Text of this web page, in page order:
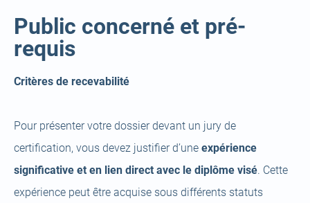
Public concerné et pré-
requis
Critères de recevabilité
Pour présenter votre dossier devant un jury de
certification, vous devez justifier d’une expérience
significative et en lien direct avec le diplôme visé. Cette
expérience peut être acquise sous différents statuts